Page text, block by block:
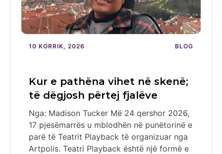
10 KORRIK, 2026 BLOG
Kur e pathëna vihet në skenë;
të dëgjosh përtej fjalëve
Nga: Madison Tucker Më 24 qershor 2026,
17 pjesëmarrës u mblodhën në punëtorinë e
parë të Teatrit Playback të organizuar nga
Artpolis. Teatri Playback është një formë e